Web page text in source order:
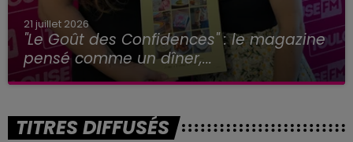
21 juillet 2026
"Le Goût des Confidences" : le magazine
pensé comme un dîner,...
TITRES DIFFUSÉS